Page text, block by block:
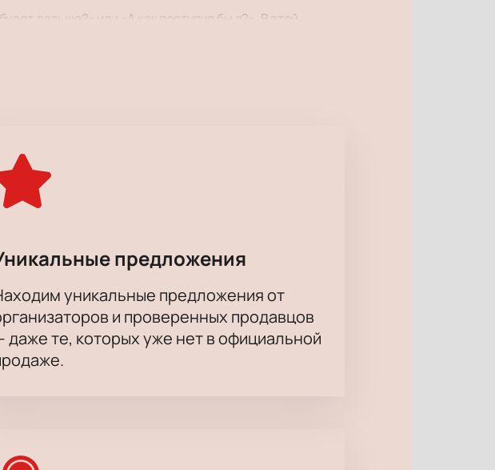
дальше?» или «А как поступил бы я?». В этой
вечных ценностей над ценностями временными и
предложения
уникальные предложения от
и проверенных продавцов
даже те, которых уже нет в официальной